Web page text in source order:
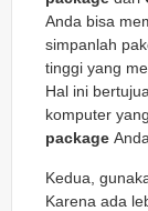
Anda bisa
simpanlah
tinggi yang
Hal ini
komputer
package
Kedua,
Karena ada